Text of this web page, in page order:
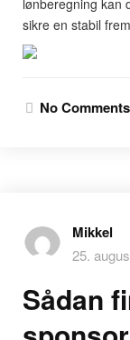
lønberegning kan
sikre en stabil
No Comments
Mikkel
25.
Sådan